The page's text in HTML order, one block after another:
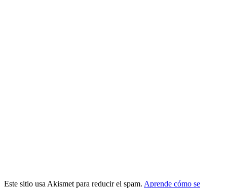
Este sitio usa Akismet para reducir el spam. Aprende cómo se